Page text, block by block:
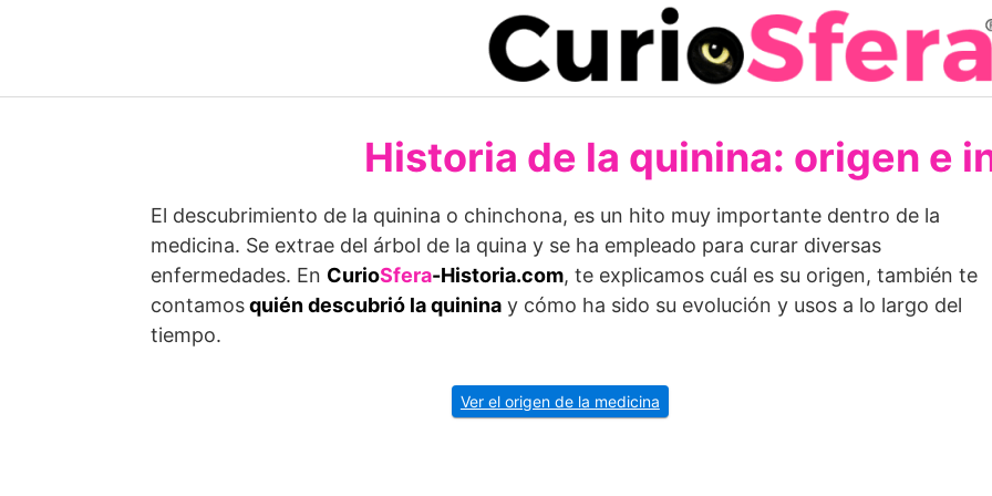
Historia de la quinina: origen e
El descubrimiento de la quinina o chinchona, es un hito muy importante dentro de la
medicina. Se extrae del árbol de la quina y se ha empleado para curar diversas
enfermedades. En CurioSfera-Historia.com, te explicamos cuál es su origen, también te
contamosquién descubrió la quinina y cómo ha sido su evolución y usos a lo largo del
tiempo.
Ver el origen de la medicina